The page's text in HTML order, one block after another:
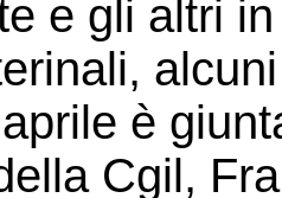
e gli altri
è
Cgil,